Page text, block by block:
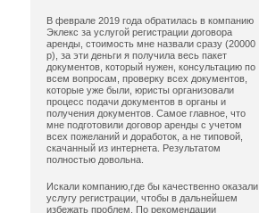
В феврале 2019 года обратилась в компанию
Эклекс за услугой регистрации договора
аренды, стоимость мне назвали сразу (20000
р), за эти деньги я получила весь пакет
документов, который нужен, консультацию по
всем вопросам, проверку всех документов,
которые уже были, юристы организовали
процесс подачи документов в органы и
получения документов. Самое главное, что
мне подготовили договор аренды с учетом
всех пожеланий и доработок, а не типовой,
скачанный из интернета. Результатом
полностью довольна.
Искали компанию,где бы качественно оказали
услугу регистрации, чтобы в дальнейшем
избежать проблем. По рекомендации